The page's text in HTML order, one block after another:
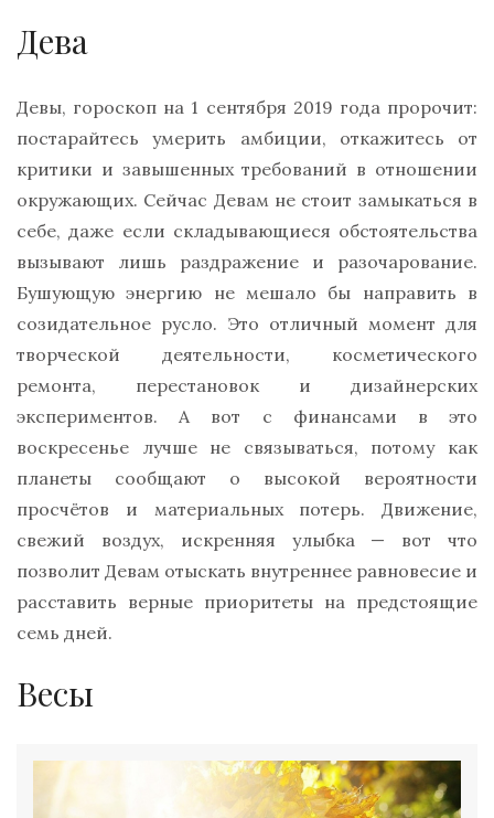
Дева
Девы, гороскоп на 1 сентября 2019 года пророчит:
постарайтесь умерить амбиции, откажитесь от
критики и завышенных требований в отношении
окружающих. Сейчас Девам не стоит замыкаться в
себе, даже если складывающиеся обстоятельства
вызывают лишь раздражение и разочарование.
Бушующую энергию не мешало бы направить в
созидательное русло. Это отличный момент для
творческой деятельности, косметического
ремонта, перестановок и дизайнерских
экспериментов. А вот с финансами в это
воскресенье лучше не связываться, потому как
планеты сообщают о высокой вероятности
просчётов и материальных потерь. Движение,
свежий воздух, искренняя улыбка — вот что
позволит Девам отыскать внутреннее равновесие и
расставить верные приоритеты на предстоящие
семь дней.
Весы